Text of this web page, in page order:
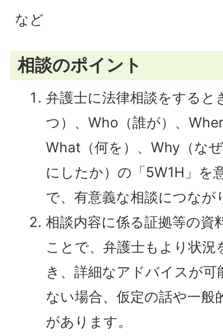
など
相談のポイント
弁護士に法律相談をすると
つ）、 Who （誰が）、
What （何を）、 Why （な
にしたか）の「5W1H」を
で、有意義な相談につなが
相談内容に係る証拠等の資
ことで、弁護士もより状
き、詳細なアドバイスが
ない場合、仮定の話や一般
があります。